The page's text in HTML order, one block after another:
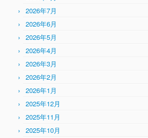
2026年7月
2026年6月
2026年5月
2026年4月
2026年3月
2026年2月
2026年1月
2025年12月
2025年11月
2025年10月